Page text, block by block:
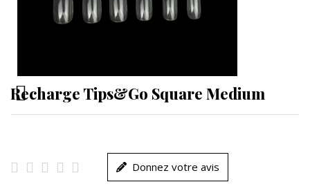
Recharge Tips&Go Square Medium
     Donnez votre avis